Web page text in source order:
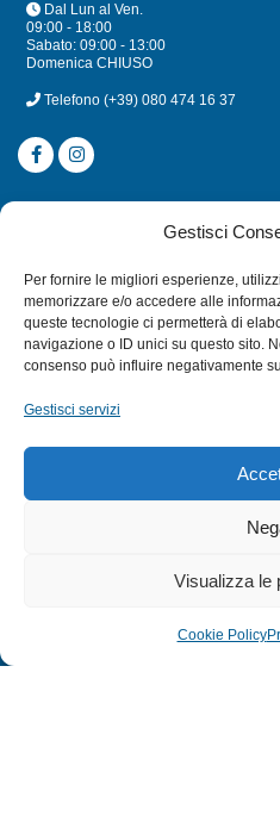
Gestisci
Per fornire le migliori esperienze,
memorizzare e/o accedere alle
queste tecnologie ci permetterà di
navigazione o ID unici su questo sito.
consenso può influire negativamente
Gestisci servizi
Visualizza le
Cookie Policy
Dal Lun al Ven.
09:00 - 18:00
Sabato: 09:00 - 13:00
Domenica CHIUSO
Telefono (+39) 080 474 16 37
CATEGORIE
MULINELLI
CANNE
ACCESSORI NAUTICI
TERMINI E CONDIZIONI